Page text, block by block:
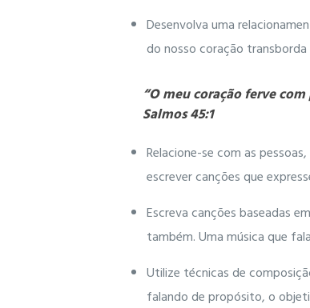
Desenvolva uma
do nosso coração
“O meu coração ferve
Salmos 45:1
Relacione-se com as
escrever canções que
Escreva canções baseadas
também. Uma música que
Utilize técnicas de
falando de propósito, o